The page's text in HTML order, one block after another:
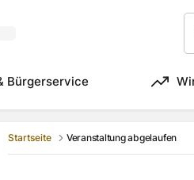
Bürgerservice
Startseite Veranstaltung abgelaufen